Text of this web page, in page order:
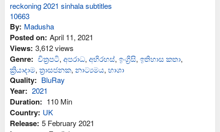
By: Madusha
Posted on: April 11, 2021
Views: 3,612 views
Genre: චිත්‍රපටි, අප‍රාධ, අභිරහස්, ඉංග්‍රිසි, ඉතිහාස කතා,
ක්‍රියාදාම, ත්‍රාසජනක, නාට්‍යමය, භාශා
Quality: BluRay
Year: 2021
Duration: 110 Min
Country: UK
Release: 5 February 2021